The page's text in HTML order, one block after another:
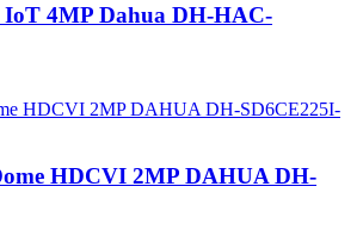
4MP Dahua DH-HAC-
HDCVI 2MP DAHUA DH-